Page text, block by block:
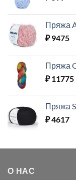
Пряжа
₽9475
Пряжа
₽11775
Пряжа
₽4617
О НАС